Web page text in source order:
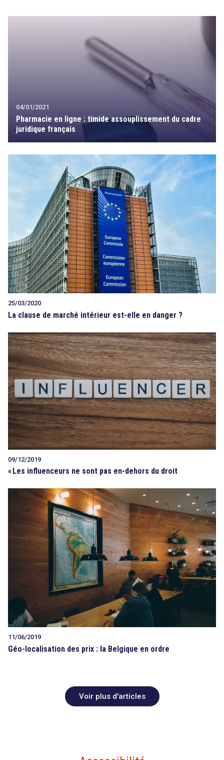
04/01/2021
Pharmacie en ligne : timide assouplissement du cadre
juridique français
25/03/2020
La clause de marché intérieur est-elle en danger ?
09/12/2019
« Les influenceurs ne sont pas en-dehors du droit
11/06/2019
Géo-localisation des prix : la Belgique en ordre
Voir plus d'articles